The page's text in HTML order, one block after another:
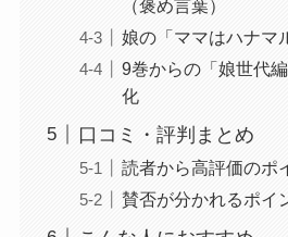
（褒め言葉）
娘の「ママはハナマ
9巻からの「娘世代
化
口コミ・評判まとめ
読者から高評価のポ
賛否が分かれるポイ